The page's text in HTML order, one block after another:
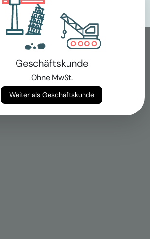
Geschäftskunde
Ohne MwSt.
Weiter als Geschäftskunde